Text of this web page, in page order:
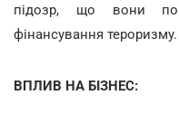
підозр, що вони
фінансування тероризму.
ВПЛИВ НА БІЗНЕС: